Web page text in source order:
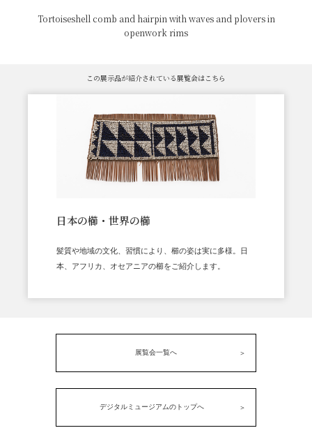
Tortoiseshell comb and hairpin with waves and plovers in
openwork rims
この展示品が紹介されている展覧会はこちら
日本の櫛・世界の櫛
髪質や地域の文化、習慣により、櫛の姿は実に多様。日
本、アフリカ、オセアニアの櫛をご紹介します。
展覧会一覧へ
デジタルミュージアムのトップへ